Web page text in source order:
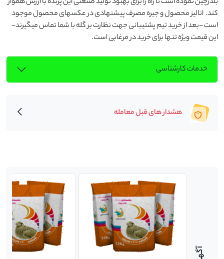
این قیمت ویژه تنها برای خرید در مرغابی است.
خدمات کارشناسی
هشدار های قبل معامله